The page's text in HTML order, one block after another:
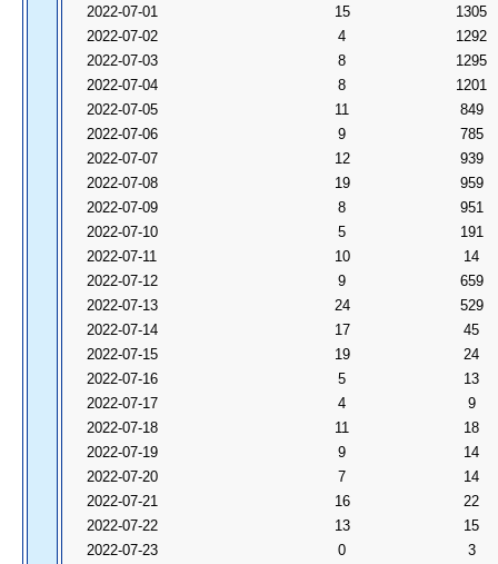
2022-07-01
15
1305
2022-07-02
4
1292
2022-07-03
8
1295
2022-07-04
8
1201
2022-07-05
11
849
2022-07-06
9
785
2022-07-07
12
939
2022-07-08
19
959
2022-07-09
8
951
2022-07-10
5
191
2022-07-11
10
14
2022-07-12
9
659
2022-07-13
24
529
2022-07-14
17
45
2022-07-15
19
24
2022-07-16
5
13
2022-07-17
4
9
2022-07-18
11
18
2022-07-19
9
14
2022-07-20
7
14
2022-07-21
16
22
2022-07-22
13
15
2022-07-23
0 3